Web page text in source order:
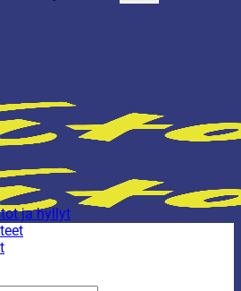
ja hyllyt